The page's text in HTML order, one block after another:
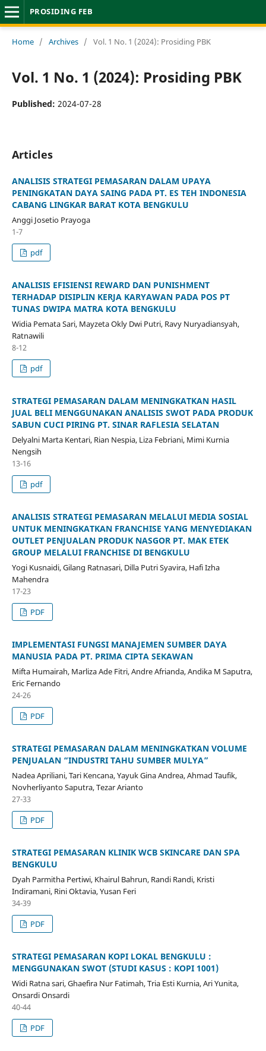
PROSIDING FEB
Home / Archives / Vol. 1 No. 1 (2024): Prosiding PBK
Vol. 1 No. 1 (2024): Prosiding PBK
Published: 2024-07-28
Articles
ANALISIS STRATEGI PEMASARAN DALAM UPAYA
PENINGKATAN DAYA SAING PADA PT. ES TEH INDONESIA
CABANG LINGKAR BARAT KOTA BENGKULU
Anggi Josetio Prayoga
1-7
pdf
ANALISIS EFISIENSI REWARD DAN PUNISHMENT
TERHADAP DISIPLIN KERJA KARYAWAN PADA POS PT
TUNAS DWIPA MATRA KOTA BENGKULU
Widia Pemata Sari, Mayzeta Okly Dwi Putri, Ravy Nuryadiansyah,
Ratnawili
8-12
pdf
STRATEGI PEMASARAN DALAM MENINGKATKAN HASIL
JUAL BELI MENGGUNAKAN ANALISIS SWOT PADA PRODUK
SABUN CUCI PIRING PT. SINAR RAFLESIA SELATAN
Delyalni Marta Kentari, Rian Nespia, Liza Febriani, Mimi Kurnia
Nengsih
13-16
pdf
ANALISIS STRATEGI PEMASARAN MELALUI MEDIA SOSIAL
UNTUK MENINGKATKAN FRANCHISE YANG MENYEDIAKAN
OUTLET PENJUALAN PRODUK NASGOR PT. MAK ETEK
GROUP MELALUI FRANCHISE DI BENGKULU
Yogi Kusnaidi, Gilang Ratnasari, Dilla Putri Syavira, Hafi Izha
Mahendra
17-23
PDF
IMPLEMENTASI FUNGSI MANAJEMEN SUMBER DAYA
MANUSIA PADA PT. PRIMA CIPTA SEKAWAN
Mifta Humairah, Marliza Ade Fitri, Andre Afrianda, Andika M Saputra,
Eric Fernando
24-26
PDF
STRATEGI PEMASARAN DALAM MENINGKATKAN VOLUME
PENJUALAN “INDUSTRI TAHU SUMBER MULYA”
Nadea Apriliani, Tari Kencana, Yayuk Gina Andrea, Ahmad Taufik,
Novherliyanto Saputra, Tezar Arianto
27-33
PDF
STRATEGI PEMASARAN KLINIK WCB SKINCARE DAN SPA
BENGKULU
Dyah Parmitha Pertiwi, Khairul Bahrun, Randi Randi, Kristi
Indiramani, Rini Oktavia, Yusan Feri
34-39
PDF
STRATEGI PEMASARAN KOPI LOKAL BENGKULU :
MENGGUNAKAN SWOT (STUDI KASUS : KOPI 1001)
Widi Ratna sari, Ghaefira Nur Fatimah, Tria Esti Kurnia, Ari Yunita,
Onsardi Onsardi
40-44
PDF